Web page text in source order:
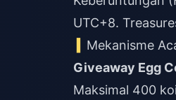
UTC+8.
Mekanisme
Giveaway Egg
Maksimal 400